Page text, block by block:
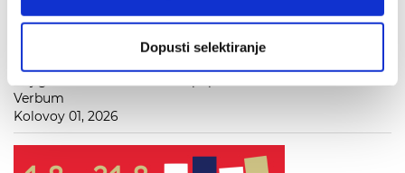
Dopusti selektiranje
Verbum
Kolovoy 01, 2026